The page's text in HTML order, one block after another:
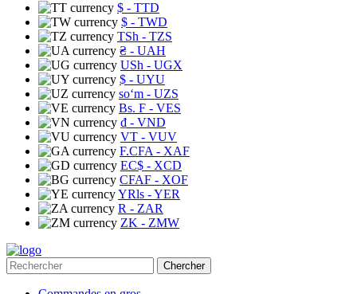
$ - TTD
$ - TWD
TSh - TZS
₴ - UAH
USh - UGX
$ - UYU
soʻm - UZS
Bs. F - VES
₫ - VND
VT - VUV
F.CFA - XAF
EC$ - XCD
CFAF - XOF
YRls - YER
R - ZAR
ZK - ZMW
Chercher